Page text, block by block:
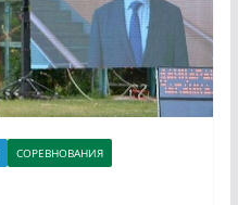
СОРЕВНОВАНИЯ